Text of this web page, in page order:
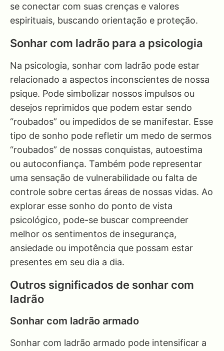
se conectar com suas crenças e valores
espirituais, buscando orientação e proteção.
Sonhar com ladrão para a psicologia
Na psicologia, sonhar com ladrão pode estar
relacionado a aspectos inconscientes de nossa
psique. Pode simbolizar nossos impulsos ou
desejos reprimidos que podem estar sendo
“roubados” ou impedidos de se manifestar. Esse
tipo de sonho pode refletir um medo de sermos
“roubados” de nossas conquistas, autoestima
ou autoconfiança. Também pode representar
uma sensação de vulnerabilidade ou falta de
controle sobre certas áreas de nossas vidas. Ao
explorar esse sonho do ponto de vista
psicológico, pode-se buscar compreender
melhor os sentimentos de insegurança,
ansiedade ou impotência que possam estar
presentes em seu dia a dia.
Outros significados de sonhar com
ladrão
Sonhar com ladrão armado
Sonhar com ladrão armado pode intensificar a